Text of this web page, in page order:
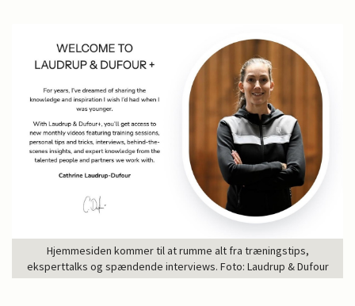
Hjemmesiden kommer til at rumme alt fra træningstips,
eksperttalks og spændende interviews. Foto: Laudrup & Dufour